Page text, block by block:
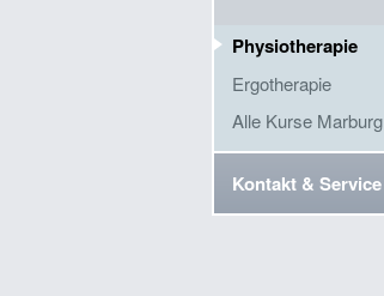
Physiotherapie
Ergotherapie
Alle Kurse Marburg
Kontakt & Service